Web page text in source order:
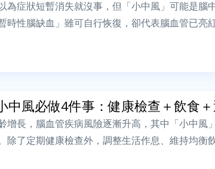
為症狀短暫消失就沒事，但「小中風」可能是腦
時性腦缺血」雖可自行恢復，卻代表腦血管已亮
中風必做4件事：健康檢查＋飲食
增長，腦血管疾病風險逐漸升高，其中「小中風
除了定期健康檢查外，調整生活作息、維持均衡